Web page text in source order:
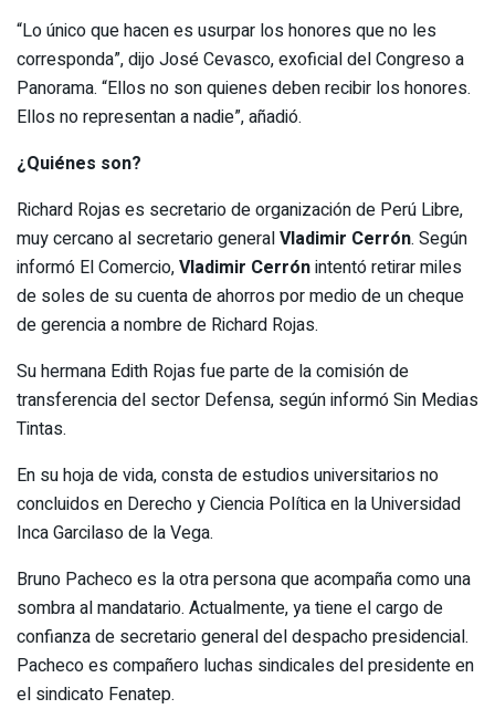
“Lo único que hacen es usurpar los honores que no les
corresponda”, dijo José Cevasco, exoficial del Congreso a
Panorama. “Ellos no son quienes deben recibir los honores.
Ellos no representan a nadie”, añadió.
¿Quiénes son?
Richard Rojas es secretario de organización de Perú Libre,
muy cercano al secretario generalVladimir Cerrón. Según
informó El Comercio,Vladimir Cerrónintentó retirar miles
de soles de su cuenta de ahorros por medio de un cheque
de gerencia a nombre de Richard Rojas.
Su hermana Edith Rojas fue parte de la comisión de
transferencia del sector Defensa, según informó Sin Medias
Tintas.
En su hoja de vida, consta de estudios universitarios no
concluidos en Derecho y Ciencia Política en la Universidad
Inca Garcilaso de la Vega.
Bruno Pacheco es la otra persona que acompaña como una
sombra al mandatario. Actualmente, ya tiene el cargo de
confianza de secretario general del despacho presidencial.
Pacheco es compañero luchas sindicales del presidente en
el sindicato Fenatep.